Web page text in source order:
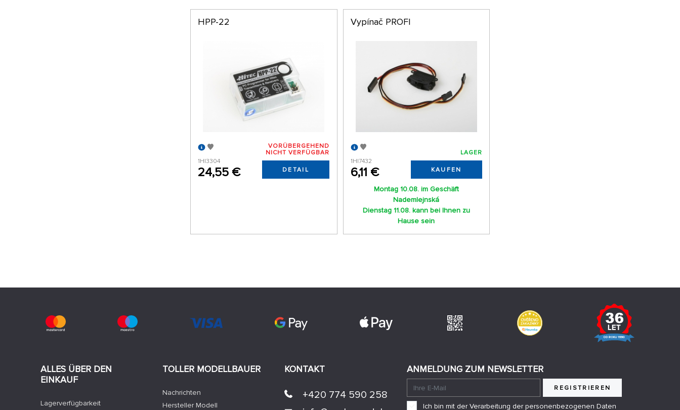
HPP-22
1HI3304
24,55 €
VORÜBERGEHEND
NICHT VERFÜGBAR
DETAIL
Vypínač PROFI
1HI7432
6,11 €
LAGER
KAUFEN
Montag 10.08. im Geschäft
Nademlejnská
Dienstag 11.08. kann bei Ihnen zu
Hause sein
ALLES ÜBER DEN
EINKAUF
Lagerverfügbarkeit
TOLLER MODELLBAUER
Nachrichten
Hersteller Modell
KONTAKT
+420 774 590 258
ANMELDUNG ZUM NEWSLETTER
REGISTRIEREN
Ich bin mit der Verarbeitung der personenbezogenen Daten